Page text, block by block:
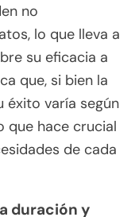
no
lo que lleva a
su eficacia a
que, si bien la
éxito varía según
que hace crucial
de cada
duración y